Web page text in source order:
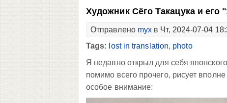
Художник Сёго Такацука и его
Отправлено myx в Чт, 2024-07-04
Tags: lost in translation, photo
Я недавно открыл для себя
помимо всего прочего, рисует
особое внимание: